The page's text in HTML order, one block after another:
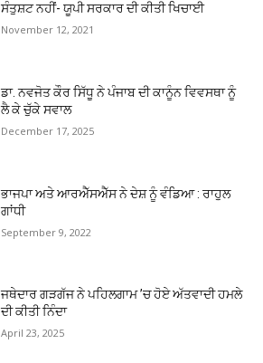
ਸੰਤੁਸ਼ਟ ਨਹੀਂ- ਯੂਪੀ ਸਰਕਾਰ ਦੀ ਕੀਤੀ ਖਿਚਾਈ
November 12, 2021
ਡਾ. ਨਵਜੋਤ ਕੌਰ ਸਿੱਧੂ ਨੇ ਪੰਜਾਬ ਦੀ ਕਾਨੂੰਨ ਵਿਵਸਥਾ ਨੂੰ
ਲੈ ਕੇ ਚੁੱਕੇ ਸਵਾਲ
December 17, 2025
ਭਾਜਪਾ ਅਤੇ ਆਰਐੱਸਐੱਸ ਨੇ ਦੇਸ਼ ਨੂੰ ਵੰਡਿਆ : ਰਾਹੁਲ
ਗਾਂਧੀ
September 9, 2022
ਜਥੇਦਾਰ ਗੜਗੱਜ ਨੇ ਪਹਿਲਗਾਮ ’ਚ ਹੋਏ ਅੱਤਵਾਦੀ ਹਮਲੇ
ਦੀ ਕੀਤੀ ਨਿੰਦਾ
April 23, 2025